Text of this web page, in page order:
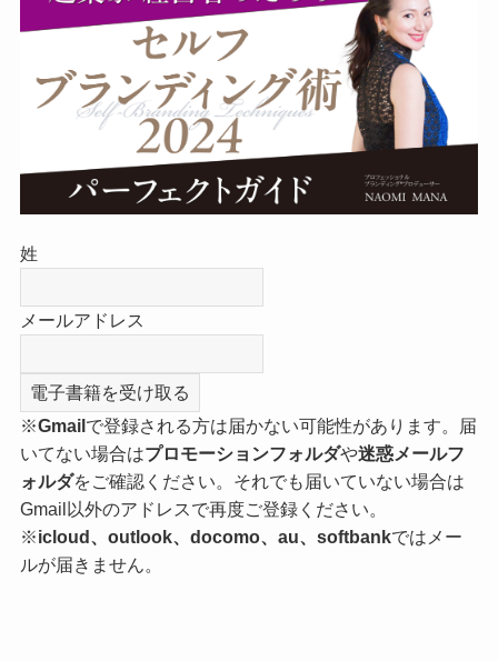
姓
メールアドレス
※Gmail で登録される方は届かない可能性があります。届
いてない場合はプロモーションフォルダや迷惑メールフ
ォルダをご確認ください。それでも届いていない場合は
Gmail以外のアドレスで再度ご登録ください。
※icloud、outlook、docomo、au、softbankではメー
ルが届きません。